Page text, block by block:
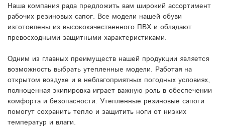
Наша компания рада предложить вам широкий ассортимент
рабочих резиновых сапог. Все модели нашей обуви
изготовлены из высококачественного ПВХ и обладают
превосходными защитными характеристиками.
Одним из главных преимуществ нашей продукции является
возможность выбрать утепленные модели. Работая на
открытом воздухе и в неблагоприятных погодных условиях,
полноценная экипировка играет важную роль в обеспечении
комфорта и безопасности. Утепленные резиновые сапоги
помогут сохранить тепло и защитить ноги от низких
температур и влаги.